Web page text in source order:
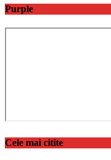
Purple
Cele mai citite